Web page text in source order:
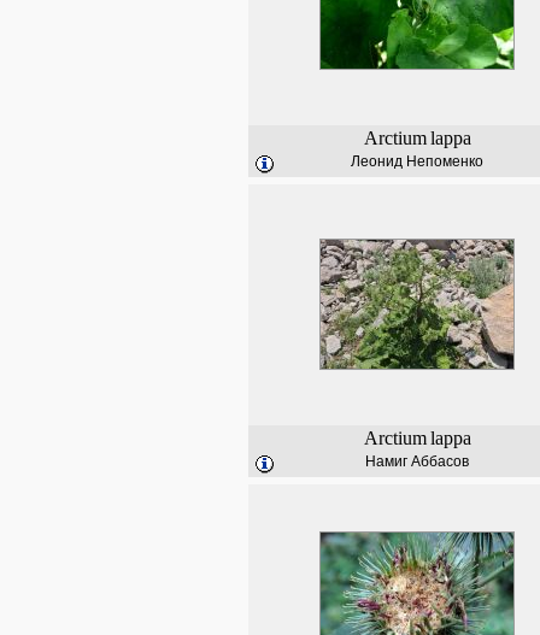
Arctium lappa
Леонид Непоменко
Arctium lappa
Намиг Аббасов